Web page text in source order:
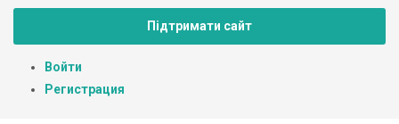
Підтримати сайт
Войти
Регистрация